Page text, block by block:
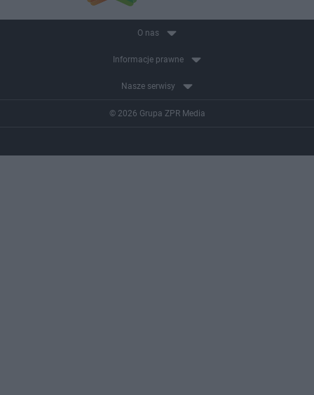
O nas
Informacje prawne
Nasze serwisy
© 2026 Grupa ZPR Media